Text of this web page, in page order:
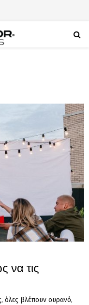
να τις
όλες βλέπουν ουρανό,